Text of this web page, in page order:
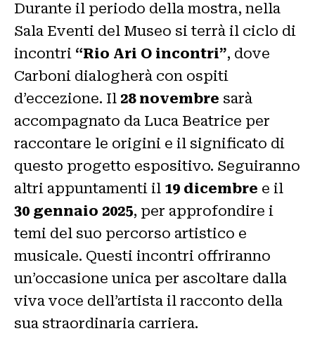
Durante il periodo della mostra, nella
Sala Eventi del Museo si terrà il ciclo di
incontri “Rio Ari O incontri”, dove
Carboni dialogherà con ospiti
d’eccezione. Il 28 novembre sarà
accompagnato da Luca Beatrice per
raccontare le origini e il significato di
questo progetto espositivo. Seguiranno
altri appuntamenti il 19 dicembre e il
30 gennaio 2025, per approfondire i
temi del suo percorso artistico e
musicale. Questi incontri offriranno
un’occasione unica per ascoltare dalla
viva voce dell’artista il racconto della
sua straordinaria carriera.